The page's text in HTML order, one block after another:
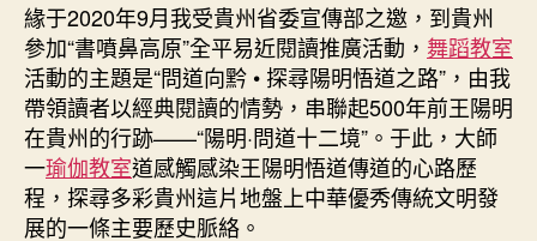
緣于2020年9月我受貴州省委宣傳部之邀，到貴州
參加“書噴鼻高原”全平易近閱讀推廣活動， 舞蹈教室
活動的主題是“問道向黔 • 探尋陽明悟道之路”，由我
帶領讀者以經典閱讀的情勢，串聯起500年前王陽明
在貴州的行跡——“陽明·問道十二境”。于此，大師
一瑜伽教室道感觸感染王陽明悟道傳道的心路歷
程，探尋多彩貴州這片地盤上中華優秀傳統文明發
展的一條主要歷史脈絡。